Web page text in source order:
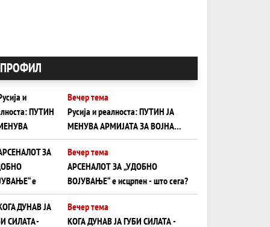
ПРОФИЛ
Вечер тема
Русија и реалноста: ПУТИН ЈА
МЕНУВА АРМИЈАТА ЗА ВОЈНА
ШТО ОСТАНУВА БЕЗ ФРОНТ
Вечер тема
АРСЕНАЛОТ ЗА „УДОБНО
ВОЈУВАЊЕ“ е исцрпен - што сега?
Вечер тема
КОГА ДУНАВ ЈА ГУБИ СИЛАТА -